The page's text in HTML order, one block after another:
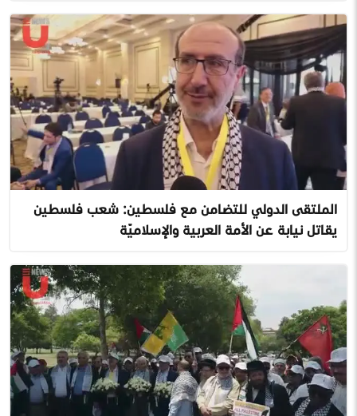
الملتقى الدولي للتضامن مع فلسطين: شعب فلسطين
يقاتل نيابة عن الأمة العربية والإسلاميّة